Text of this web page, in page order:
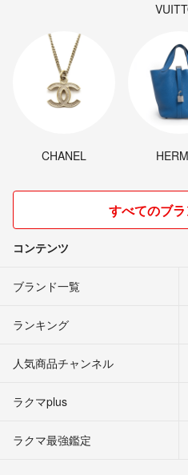
CHANEL
すべてのブ
コンテンツ
ブランド一覧
ランキング
人気商品チャンネル
ラクマplus
ラクマ最強鑑定